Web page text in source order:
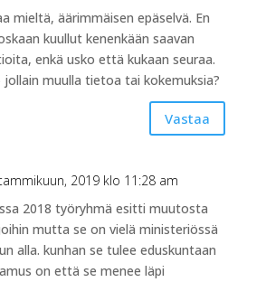
mieltä, äärimmäisen epäselvä. En
kuullut kenenkään saavan
enkä usko että kukaan seuraa.
jollain muulla tietoa tai kokemuksia?
Vastaa
2019 klo 11:28 am
2018 työryhmä esitti muutosta
mutta se on vielä ministeriössä
alla. kunhan se tulee eduskuntaan
on että se menee läpi